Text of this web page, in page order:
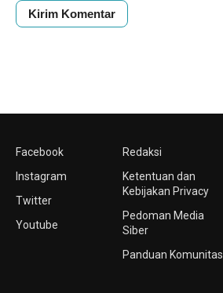
Facebook
Instagram
Twitter
Youtube
Redaksi
Ketentuan dan
Kebijakan Privacy
Pedoman Media
Siber
Panduan Komunitas